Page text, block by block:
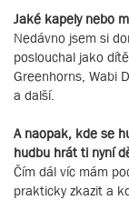
Jaké kapely nebo
Nedávno jsem si
poslouchal jako
Greenhorns, Wabi
a další.
A naopak, kde se
hudbu hrát ti nyní
Čím dál víc mám
prakticky zkazit a